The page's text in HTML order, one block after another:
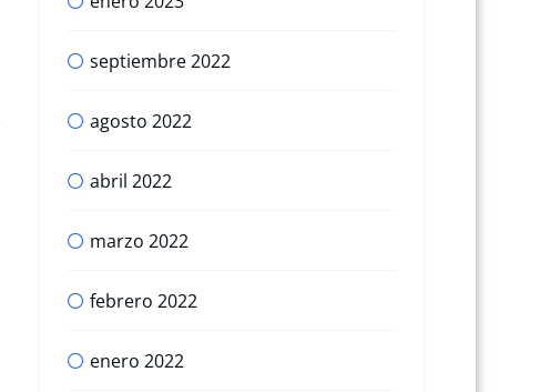
septiembre 2022
agosto 2022
abril 2022
marzo 2022
febrero 2022
enero 2022